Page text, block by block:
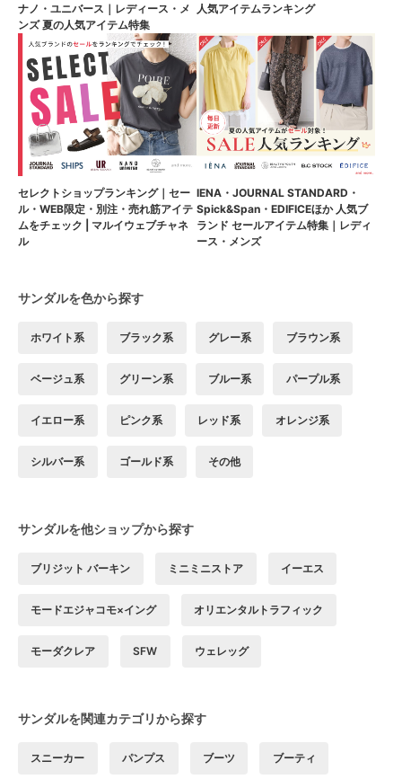
ナノ・ユニバース｜レディース・メ
ンズ 夏の人気アイテム特集
人気アイテムランキング
セレクトショップランキング｜セー
ル・WEB限定・別注・売れ筋アイテ
ムをチェック | マルイウェブチャネ
ル
IENA・JOURNAL STANDARD・
Spick&Span・EDIFICEほか 人気ブ
ランド セールアイテム特集｜レディ
ース・メンズ
サンダルを色から探す
ホワイト系 ブラック系 グレー系 ブラウン系
ベージュ系 グリーン系 ブルー系 パープル系
イエロー系 ピンク系 レッド系 オレンジ系
シルバー系 ゴールド系 その他
サンダルを他ショップから探す
ブリジット バーキン ミニミニストア イーエス
モードエジャコモ×イング オリエンタルトラフィック
モーダクレア SFW ウェレッグ
サンダルを関連カテゴリから探す
スニーカー パンプス ブーツ ブーティ